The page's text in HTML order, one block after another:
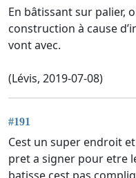
En bâtissant sur palier,
construction à cause
vont avec.
(Lévis, 2019-07-08)
#191
Cest un super endroit
pret a signer pour etre